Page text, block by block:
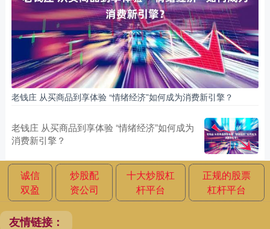
老钱庄 从买商品到享体验 “情绪经济”如何成为消费新引擎？
老钱庄 从买商品到享体验 “情绪经济”如何成为
消费新引擎？
诚信
双盈
炒股配
资公司
十大炒股杠
杆平台
正规的股票
杠杆平台
友情链接：